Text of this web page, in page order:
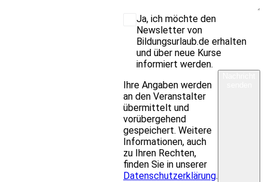
Ja, ich möchte den
Newsletter von
Bildungsurlaub.de erhalten
und über neue Kurse
informiert werden.
Ihre Angaben werden
an den Veranstalter
übermittelt und
vorübergehend
gespeichert. Weitere
Informationen, auch
zu Ihren Rechten,
finden Sie in unserer
Datenschutzerklärung.